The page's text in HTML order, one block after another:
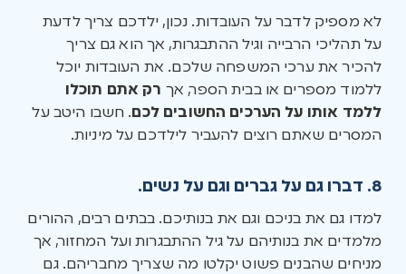
לא מספיק לדבר על העובדות. נכון, ילדכם צריך לדעת
על תהליכי הרבייה וגיל ההתבגרות, אך הוא גם צריך
להכיר את ערכי המשפחה שלכם. את העובדות יוכל
ללמוד מספרים או בבית הספר, אך רק אתם תוכלו
ללמד אותו על הערכים החשובים לכם. חשבו היטב על
המסרים שאתם רוצים להעביר לילדכם על מיניות.
8. דברו גם על גברים וגם על נשים.
למדו גם את בניכם וגם את בנותיכם. בבתים רבים, ההורים
מלמדים את בנותיהם על גיל ההתבגרות ועל המחזור, אך
מניחים שהבנים פשוט יקלטו מה שצריך מחבריהם. גם